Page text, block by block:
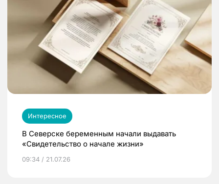
Интересное
В Северске беременным начали выдавать
«Свидетельство о начале жизни»
09:34 / 21.07.26